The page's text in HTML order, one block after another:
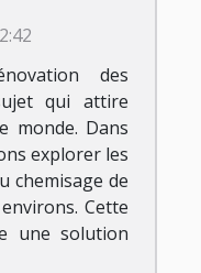
des
qui attire
monde. Dans
explorer les
chemisage de
Cette
une solution